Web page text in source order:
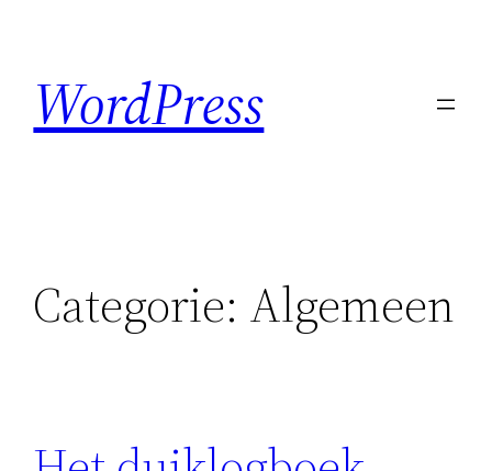
inhoud
WordPress
Categorie: Algemeen